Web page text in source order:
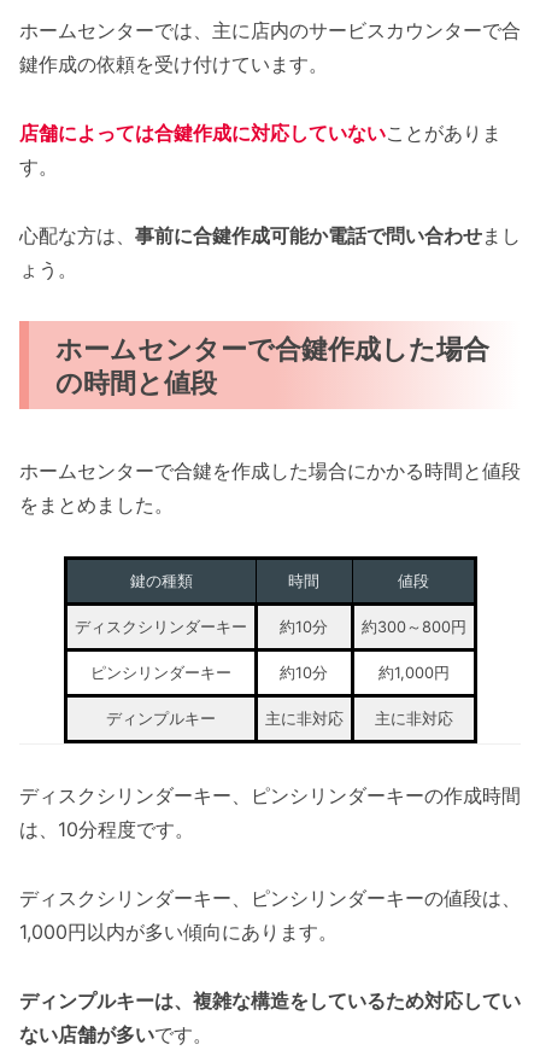
ホームセンターでは、主に店内のサービスカウンターで合
鍵作成の依頼を受け付けています。
店舗によっては合鍵作成に対応していないことがありま
す。
心配な方は、 事前に合鍵作成可能か電話で問い合わせまし
ょう。
ホームセンターで合鍵作成した場合
の時間と値段
ホームセンターで合鍵を作成した場合にかかる時間と値段
をまとめました。
鍵の種類 時間 値段
ディスクシリンダーキー 約10分 約300～800円
ピンシリンダーキー 約10分 約1,000円
ディンプルキー 主に非対応 主に非対応
ディスクシリンダーキー、ピンシリンダーキーの作成時間
は、10分程度です。
ディスクシリンダーキー、ピンシリンダーキーの値段は、
1,000円以内が多い傾向にあります。
ディンプルキーは、複雑な構造をしているため対応してい
ない店舗が多いです。